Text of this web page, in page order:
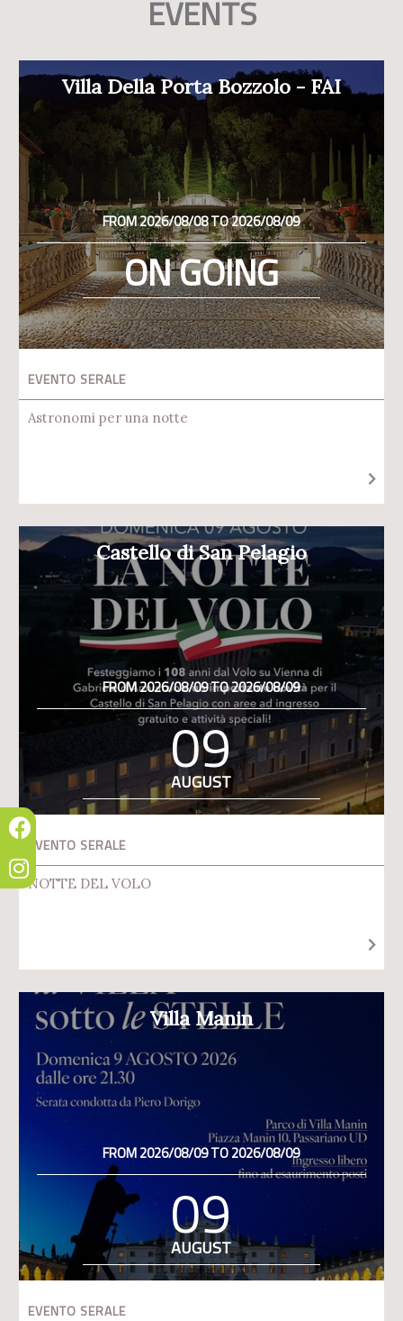
EVENTS
Villa Della Porta Bozzolo - FAI
FROM 2026/08/08 TO 2026/08/09
ON GOING
EVENTO SERALE
Astronomi per una notte
Castello di San Pelagio
FROM 2026/08/09 TO 2026/08/09
09
AUGUST
EVENTO SERALE
NOTTE DEL VOLO
Villa Manin
FROM 2026/08/09 TO 2026/08/09
09
AUGUST
EVENTO SERALE